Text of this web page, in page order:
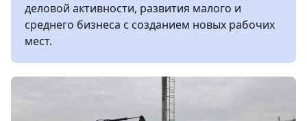
деловой активности, развития малого и
среднего бизнеса с созданием новых рабочих
мест.